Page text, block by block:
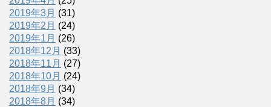
2019年3月 (31)
2019年2月 (24)
2019年1月 (26)
2018年12月 (33)
2018年11月 (27)
2018年10月 (24)
2018年9月 (34)
2018年8月 (34)